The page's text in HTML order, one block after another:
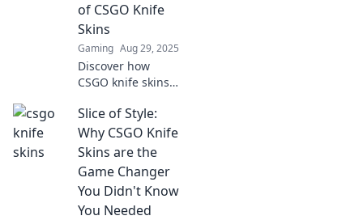
of CSGO Knife
Skins
Gaming Aug 29, 2025
Discover how
CSGO knife skins
from rags to riches
in this dazzling
world of gaming.
Uncover secrets to
making big profits!
Slice of Style:
Why CSGO Knife
Skins are the
Game Changer
You Didn't Know
You Needed